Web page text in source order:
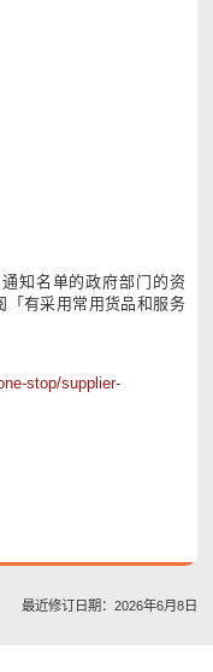
知名单的政府部门的资
「有采用常用货品和服务
stop/supplier-
最近修订日期：2026年6月8日